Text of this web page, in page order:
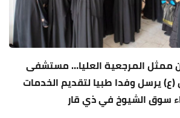
ممثل المرجعية العليا… مستشفى
(ع) يرسل وفدا طبيا لتقديم الخدمات
سوق الشيوخ في ذي قار